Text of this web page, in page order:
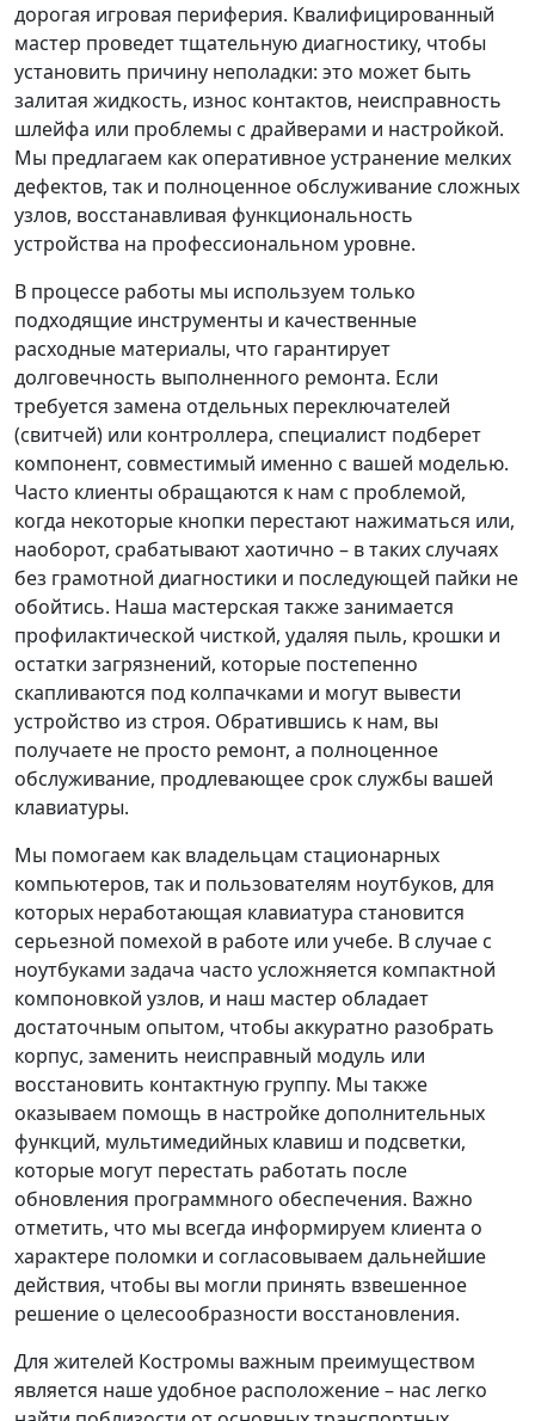
дорогая игровая периферия. Квалифицированный
мастер проведет тщательную диагностику, чтобы
установить причину неполадки: это может быть
залитая жидкость, износ контактов, неисправность
шлейфа или проблемы с драйверами и настройкой.
Мы предлагаем как оперативное устранение мелких
дефектов, так и полноценное обслуживание сложных
узлов, восстанавливая функциональность
устройства на профессиональном уровне.
В процессе работы мы используем только
подходящие инструменты и качественные
расходные материалы, что гарантирует
долговечность выполненного ремонта. Если
требуется замена отдельных переключателей
(свитчей) или контроллера, специалист подберет
компонент, совместимый именно с вашей моделью.
Часто клиенты обращаются к нам с проблемой,
когда некоторые кнопки перестают нажиматься или,
наоборот, срабатывают хаотично – в таких случаях
без грамотной диагностики и последующей пайки не
обойтись. Наша мастерская также занимается
профилактической чисткой, удаляя пыль, крошки и
остатки загрязнений, которые постепенно
скапливаются под колпачками и могут вывести
устройство из строя. Обратившись к нам, вы
получаете не просто ремонт, а полноценное
обслуживание, продлевающее срок службы вашей
клавиатуры.
Мы помогаем как владельцам стационарных
компьютеров, так и пользователям ноутбуков, для
которых неработающая клавиатура становится
серьезной помехой в работе или учебе. В случае с
ноутбуками задача часто усложняется компактной
компоновкой узлов, и наш мастер обладает
достаточным опытом, чтобы аккуратно разобрать
корпус, заменить неисправный модуль или
восстановить контактную группу. Мы также
оказываем помощь в настройке дополнительных
функций, мультимедийных клавиш и подсветки,
которые могут перестать работать после
обновления программного обеспечения. Важно
отметить, что мы всегда информируем клиента о
характере поломки и согласовываем дальнейшие
действия, чтобы вы могли принять взвешенное
решение о целесообразности восстановления.
Для жителей Костромы важным преимуществом
является наше удобное расположение – нас легко